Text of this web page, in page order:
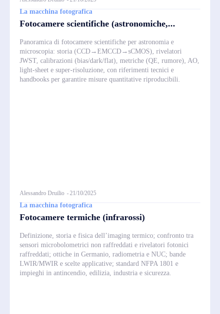
La macchina fotografica
Fotocamere scientifiche (astronomiche,...
Panoramica di fotocamere scientifiche per astronomia e
microscopia: storia (CCD→EMCCD→sCMOS), rivelatori
JWST, calibrazioni (bias/dark/flat), metriche (QE, rumore), AO,
light‑sheet e super‑risoluzione, con riferimenti tecnici e
handbooks per garantire misure quantitative riproducibili.
Alessandro Druilio -21/10/2025
La macchina fotografica
Fotocamere termiche (infrarossi)
Definizione, storia e fisica dell’imaging termico; confronto tra
sensori microbolometrici non raffreddati e rivelatori fotonici
raffreddati; ottiche in Germanio, radiometria e NUC; bande
LWIR/MWIR e scelte applicative; standard NFPA 1801 e
impieghi in antincendio, edilizia, industria e sicurezza.